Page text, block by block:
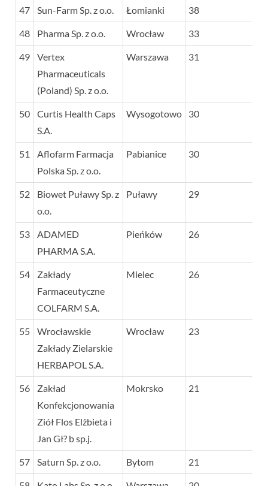
47 Sun-Farm Sp. z o.o. Łomianki 38
48 Pharma Sp. z o.o. Wrocław 33
49
Vertex
Pharmaceuticals
(Poland) Sp. z o.o.
Warszawa 31
50
Curtis Health Caps
S.A.
Wysogotowo 30
51
Aflofarm Farmacja
Polska Sp. z o.o.
Pabianice 30
52
Biowet Puławy Sp. z
o.o.
Puławy 29
53
ADAMED
PHARMA S.A.
Pieńków 26
54
Zakłady
Farmaceutyczne
COLFARM S.A.
Mielec 26
55
Wrocławskie
Zakłady Zielarskie
HERBAPOL S.A.
Wrocław 23
56
Zakład
Konfekcjonowania
Ziół Flos Elżbieta i
Jan Gł? b sp.j.
Mokrsko 21
57 Saturn Sp. z o.o. Bytom 21